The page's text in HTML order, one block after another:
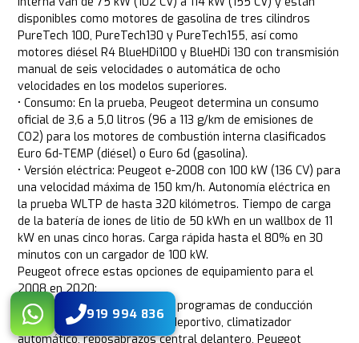
disponibles como motores de gasolina de tres cilindros
PureTech 100, PureTech130 y PureTech155, así como
motores diésel R4 BlueHDi100 y BlueHDi 130 con transmisión
manual de seis velocidades o automática de ocho
velocidades en los modelos superiores.
• Consumo: En la prueba, Peugeot determina un consumo
oficial de 3,6 a 5,0 litros (96 a 113 g/km de emisiones de
CO2) para los motores de combustión interna clasificados
Euro 6d-TEMP (diésel) o Euro 6d (gasolina).
• Versión eléctrica: Peugeot e-2008 con 100 kW (136 CV) para
una velocidad máxima de 150 km/h. Autonomía eléctrica en
la prueba WLTP de hasta 320 kilómetros. Tiempo de carga
de la batería de iones de litio de 50 kWh en un wallbox de 11
kW en unas cinco horas. Carga rápida hasta el 80% en 30
minutos con un cargador de 100 kW.
Peugeot ofrece estas opciones de equipamiento para el
2008 en 2020:
• e-2008: incluye selección de programas de conducción
Sport, Eco y Normal, volante deportivo, climatizador
automático, reposabrazos central delantero, Peugeot
919 994 836